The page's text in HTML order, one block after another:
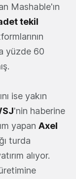
Mashable'ın
tekil
yüzde 60
ise yakın
'nin haberine
yapan Axel
turda
alıyor.